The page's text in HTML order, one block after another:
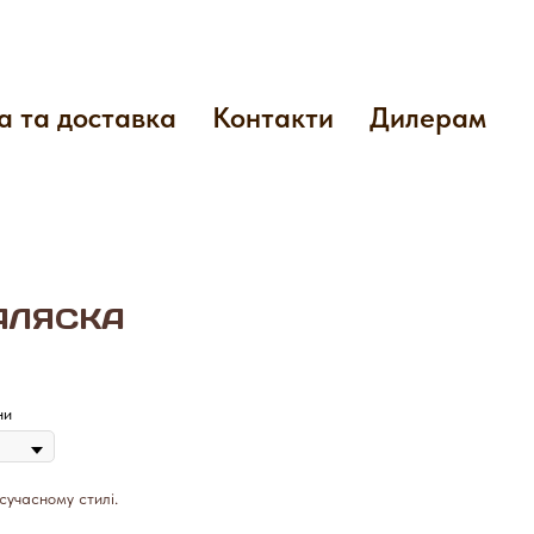
та доставка Контакти Дилерам
стилі.